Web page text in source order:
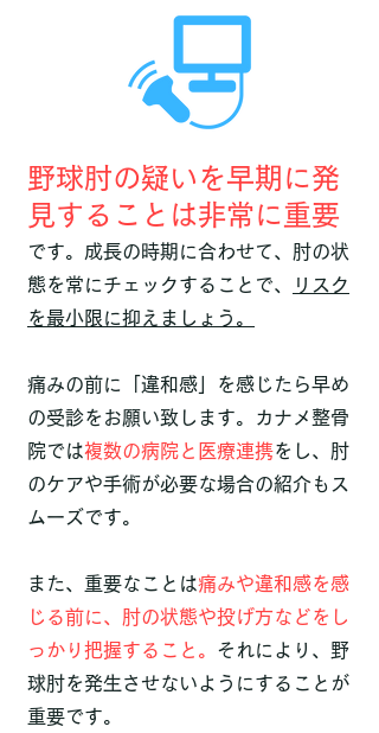
野球肘の疑いを早期に発
見することは非常に重要
です。成長の時期に合わせて、肘の状
態を常にチェックすることで、
リスク
を最小限に抑えましょう。
痛みの前に「違和感」を感じたら早め
の受診をお願い致します。カナメ整骨
院では複数の病院と医療連携をし、肘
のケアや手術が必要な場合の紹介もス
ムーズです。
​また、重要なことは痛みや違和感を感
じる前に、肘の状態や投げ方などをし
っかり把握すること。 それにより、野
球肘を発生させないようにすることが
重要です。